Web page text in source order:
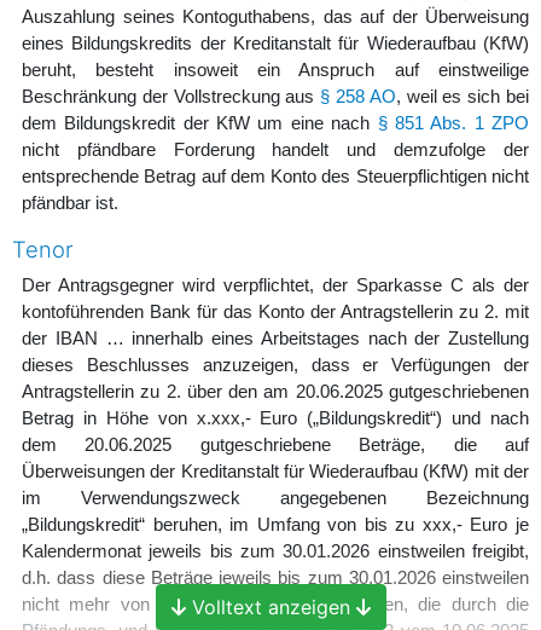
Auszahlung seines Kontoguthabens, das auf der Überweisung
eines Bildungskredits der Kreditanstalt für Wiederaufbau (KfW)
beruht, besteht insoweit ein Anspruch auf einstweilige
Beschränkung der Vollstreckung aus § 258 AO, weil es sich bei
dem Bildungskredit der KfW um eine nach § 851 Abs. 1 ZPO
nicht pfändbare Forderung handelt und demzufolge der
entsprechende Betrag auf dem Konto des Steuerpflichtigen nicht
pfändbar ist.
Tenor
Der Antragsgegner wird verpflichtet, der Sparkasse C als der
kontoführenden Bank für das Konto der Antragstellerin zu 2. mit
der IBAN … innerhalb eines Arbeitstages nach der Zustellung
dieses Beschlusses anzuzeigen, dass er Verfügungen der
Antragstellerin zu 2. über den am 20.06.2025 gutgeschriebenen
Betrag in Höhe von x.xxx,- Euro („Bildungskredit“) und nach
dem 20.06.2025 gutgeschriebene Beträge, die auf
Überweisungen der Kreditanstalt für Wiederaufbau (KfW) mit der
im Verwendungszweck angegebenen Bezeichnung
„Bildungskredit“ beruhen, im Umfang von bis zu xxx,- Euro je
Kalendermonat jeweils bis zum 30.01.2026 einstweilen freigibt,
d.h. dass diese Beträge jeweils bis zum 30.01.2026 einstweilen
nicht mehr von der Pfändung erfasst werden, die durch die
Volltext anzeigen